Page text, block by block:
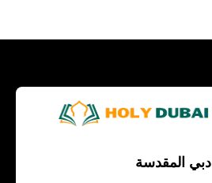
دبي المقدسة